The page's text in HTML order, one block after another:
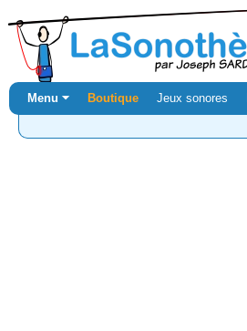
Menu ⏷ Boutique Jeux sonores